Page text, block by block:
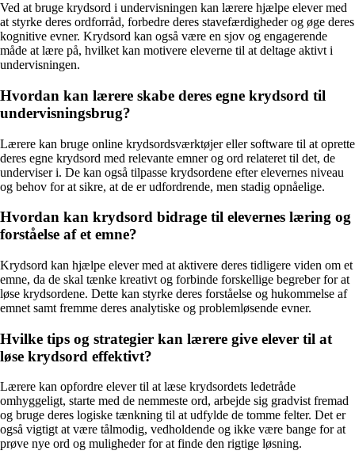
Ved at bruge krydsord i undervisningen kan lærere hjælpe elever med
at styrke deres ordforråd, forbedre deres stavefærdigheder og øge deres
kognitive evner. Krydsord kan også være en sjov og engagerende
måde at lære på, hvilket kan motivere eleverne til at deltage aktivt i
undervisningen.
Hvordan kan lærere skabe deres egne krydsord til
undervisningsbrug?
Lærere kan bruge online krydsordsværktøjer eller software til at oprette
deres egne krydsord med relevante emner og ord relateret til det, de
underviser i. De kan også tilpasse krydsordene efter elevernes niveau
og behov for at sikre, at de er udfordrende, men stadig opnåelige.
Hvordan kan krydsord bidrage til elevernes læring og
forståelse af et emne?
Krydsord kan hjælpe elever med at aktivere deres tidligere viden om et
emne, da de skal tænke kreativt og forbinde forskellige begreber for at
løse krydsordene. Dette kan styrke deres forståelse og hukommelse af
emnet samt fremme deres analytiske og problemløsende evner.
Hvilke tips og strategier kan lærere give elever til at
løse krydsord effektivt?
Lærere kan opfordre elever til at læse krydsordets ledetråde
omhyggeligt, starte med de nemmeste ord, arbejde sig gradvist fremad
og bruge deres logiske tænkning til at udfylde de tomme felter. Det er
også vigtigt at være tålmodig, vedholdende og ikke være bange for at
prøve nye ord og muligheder for at finde den rigtige løsning.